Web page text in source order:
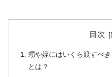
目次
甥や姪にはいくら渡すべ
とは？